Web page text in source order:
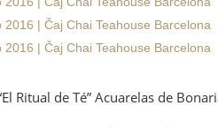
Ritual de Té” Acuarelas de